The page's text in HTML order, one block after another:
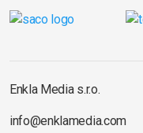
Enkla Media s.r.o.
info@enklamedia.com